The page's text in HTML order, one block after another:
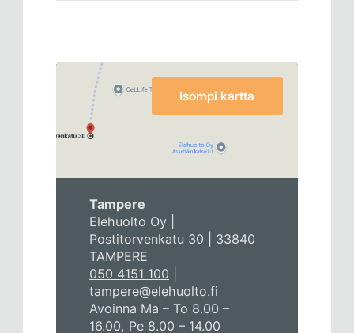
Isompi kartta
Tampere
Elehuolto Oy |
Postitorvenkatu 30 | 33840
TAMPERE
050 4151 100
tampere@elehuolto.fi
Avoinna Ma – To 8.00 –
16.00, Pe 8.00 – 14.00